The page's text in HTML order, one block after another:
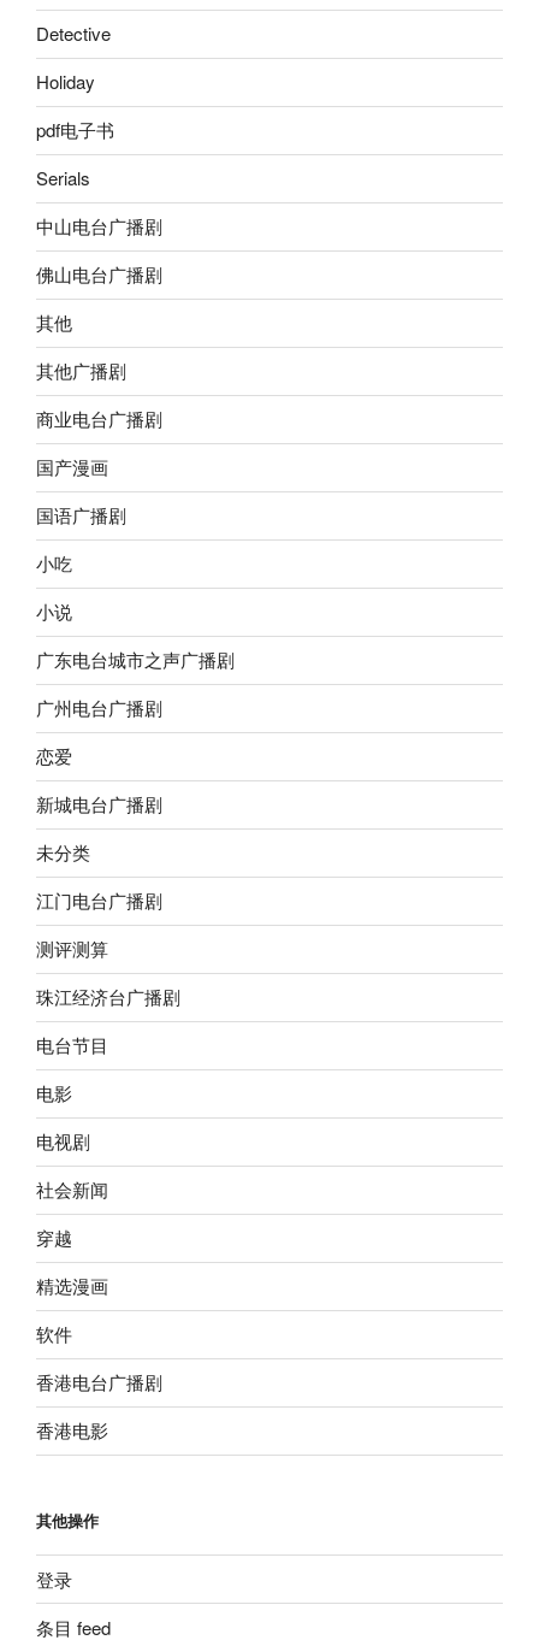
Detective
Holiday
pdf电子书
Serials
中山电台广播剧
佛山电台广播剧
其他
其他广播剧
商业电台广播剧
国产漫画
国语广播剧
小吃
小说
广东电台城市之声广播剧
广州电台广播剧
恋爱
新城电台广播剧
未分类
江门电台广播剧
测评测算
珠江经济台广播剧
电台节目
电影
电视剧
社会新闻
穿越
精选漫画
软件
香港电台广播剧
香港电影
其他操作
登录
条目 feed